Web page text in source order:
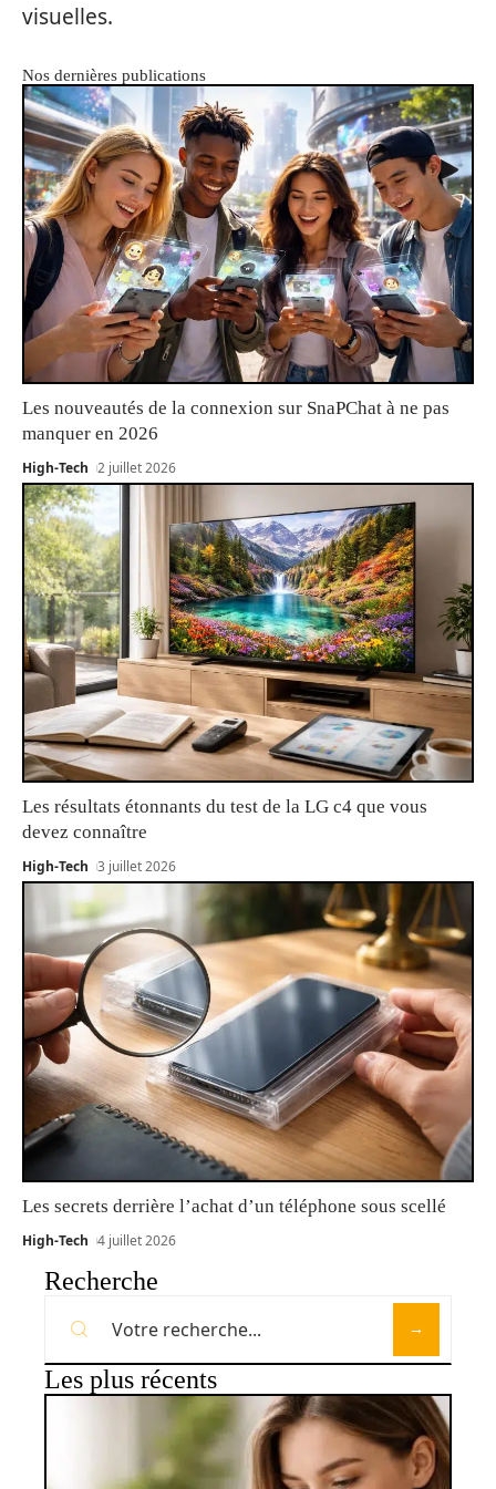
visuelles.
Nos dernières publications
Les nouveautés de la connexion sur SnaPChat à ne pas
manquer en 2026
High-Tech 2 juillet 2026
Les résultats étonnants du test de la LG c4 que vous
devez connaître
High-Tech 3 juillet 2026
Les secrets derrière l’achat d’un téléphone sous scellé
High-Tech 4 juillet 2026
Recherche
Les plus récents